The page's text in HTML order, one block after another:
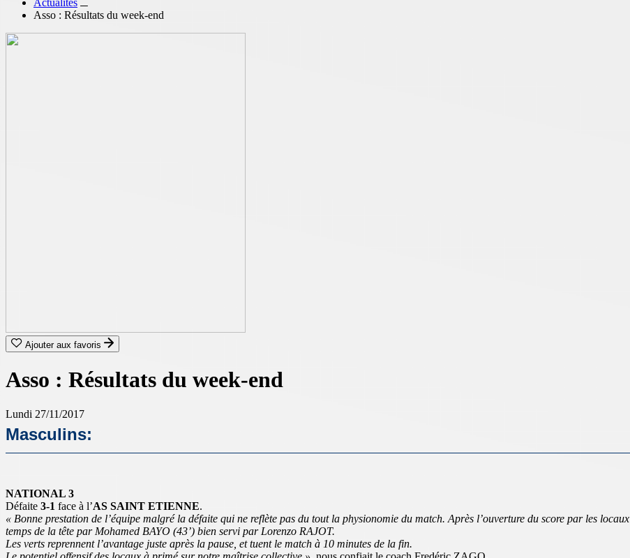
Actualités
Asso : Résultats du week-end
Ajouter aux favoris
Asso : Résultats du week-end
Lundi 27/11/2017
Masculins:
NATIONAL 3
Défaite 3-1 face à l’AS SAINT ETIENNE.
« Bonne prestation de l’équipe malgré la défaite qui ne reflète pas du tout la physionomie du match. Après l’ouverture du score par les
temps de la tête par Mohamed BAYO (43’) bien servi par Lorenzo RAJOT.
Les verts reprennent l’avantage juste après la pause, et tuent le match à 10 minutes de la fin.